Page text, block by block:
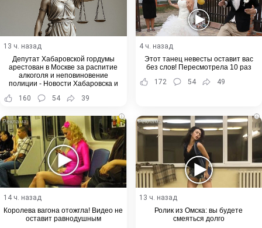
13 ч. назад
Депутат Хабаровской гордумы
арестован в Москве за распитие
алкоголя и неповиновение
полиции - Новости Хабаровска и
160 54 39
4 ч. назад
Этот танец невесты оставит вас
без слов! Пересмотрела 10 раз
172
54 49
i
14 ч. назад
Королева вагона отожгла! Видео не
оставит равнодушным
i
13 ч. назад
Ролик из Омска: вы будете
смеяться долго